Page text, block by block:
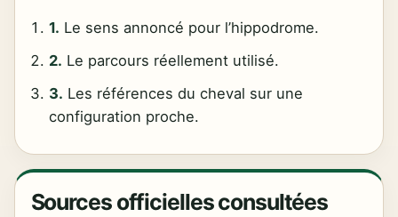
1. Le sens annoncé pour l’hippodrome.
2. Le parcours réellement utilisé.
3. Les références du cheval sur une
configuration proche.
Sources officielles consultées